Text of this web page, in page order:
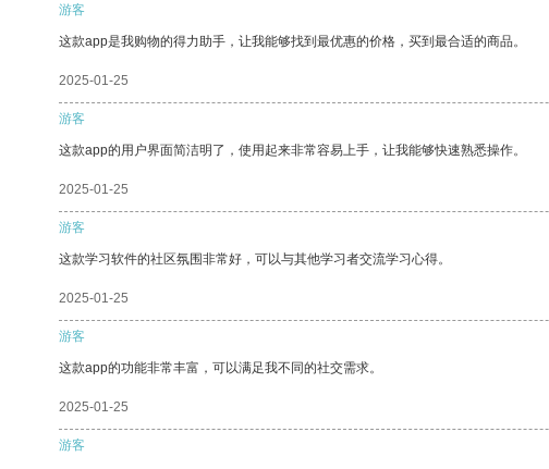
游客
这款app是我购物的得力助手，让我能够找到最优惠的价格，买到最合适的商品。
2025-01-25
游客
这款app的用户界面简洁明了，使用起来非常容易上手，让我能够快速熟悉操作。
2025-01-25
游客
这款学习软件的社区氛围非常好，可以与其他学习者交流学习心得。
2025-01-25
游客
这款app的功能非常丰富，可以满足我不同的社交需求。
2025-01-25
游客